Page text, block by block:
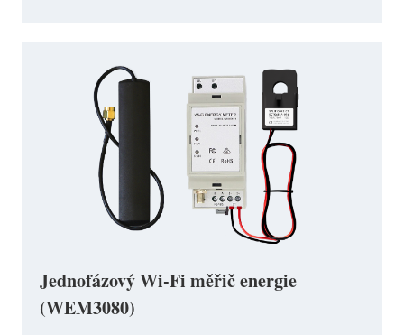
Jednofázový Wi-Fi měřič energie
(WEM3080)